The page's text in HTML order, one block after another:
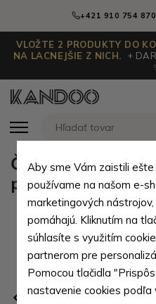
+421 910 754 870
VLOŽTE 2 PRODUKTY DO
NA LACNEJŠIE Z NICH.
+
Červená dámska
peňaženka Clara
Aby sme Vám zaistili ešte
používame na našom e-
marketingových
pomáhajú. Kliknutím na
súhlasíte s využitím
partnerom pre
Pomocou tlačidla
nastavenie cookies podľa